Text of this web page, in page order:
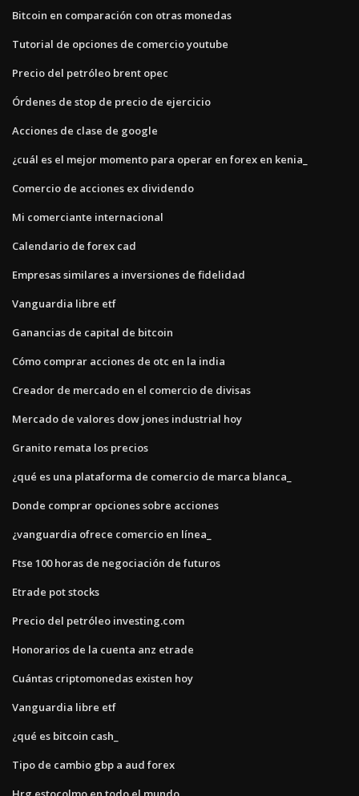
Bitcoin en comparación con otras monedas
Tutorial de opciones de comercio youtube
Precio del petróleo brent opec
Órdenes de stop de precio de ejercicio
Acciones de clase de google
¿cuál es el mejor momento para operar en forex en kenia_
Comercio de acciones ex dividendo
Mi comerciante internacional
Calendario de forex cad
Empresas similares a inversiones de fidelidad
Vanguardia libre etf
Ganancias de capital de bitcoin
Cómo comprar acciones de otc en la india
Creador de mercado en el comercio de divisas
Mercado de valores dow jones industrial hoy
Granito remata los precios
¿qué es una plataforma de comercio de marca blanca_
Donde comprar opciones sobre acciones
¿vanguardia ofrece comercio en línea_
Ftse 100 horas de negociación de futuros
Etrade pot stocks
Precio del petróleo investing.com
Honorarios de la cuenta anz etrade
Cuántas criptomonedas existen hoy
Vanguardia libre etf
¿qué es bitcoin cash_
Tipo de cambio gbp a aud forex